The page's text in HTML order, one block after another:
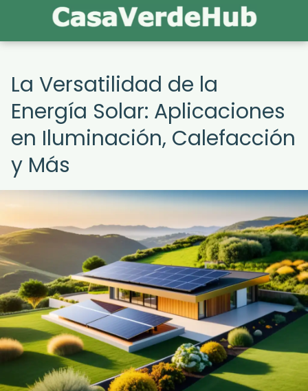
La Versatilidad de la
Energía Solar: Aplicaciones
en Iluminación, Calefacción
y Más